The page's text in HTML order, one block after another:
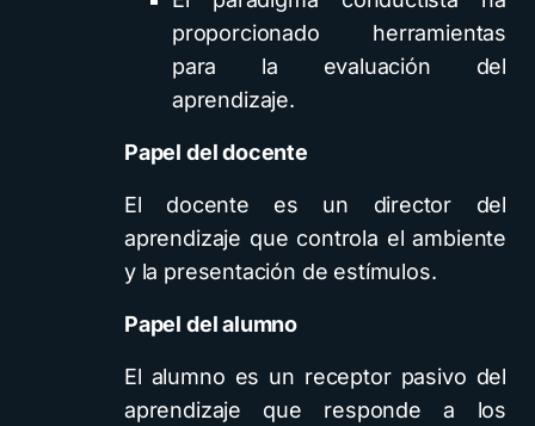
proporcionado herramientas
para la evaluación del
aprendizaje.
Papel del docente
El docente es un director del
aprendizaje que controla el ambiente
y la presentación de estímulos.
Papel del alumno
El alumno es un receptor pasivo del
aprendizaje que responde a los